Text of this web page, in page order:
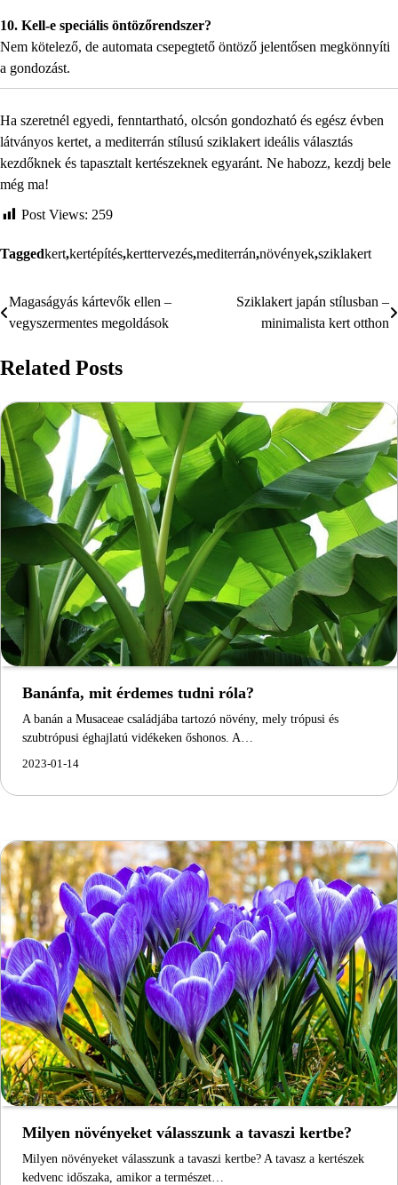
10. Kell-e speciális öntözőrendszer?
Nem kötelező, de automata csepegtető öntöző jelentősen megkönnyíti
a gondozást.
Ha szeretnél egyedi, fenntartható, olcsón gondozható és egész évben
látványos kertet, a mediterrán stílusú sziklakert ideális választás
kezdőknek és tapasztalt kertészeknek egyaránt. Ne habozz, kezdj bele
még ma!
Post Views: 259
Taggedkert,kertépítés,kerttervezés,mediterrán,növények,sziklakert
Bejegyzés
navigáció
Magaságyás kártevők ellen –
vegyszermentes megoldások
Sziklakert japán stílusban –
minimalista kert otthon
Related Posts
Banánfa, mit érdemes tudni róla?
A banán a Musaceae családjába tartozó növény, mely trópusi és
szubtrópusi éghajlatú vidékeken őshonos. A…
2023-01-14
Milyen növényeket válasszunk a tavaszi kertbe?
Milyen növényeket válasszunk a tavaszi kertbe? A tavasz a kertészek
kedvenc időszaka, amikor a természet…